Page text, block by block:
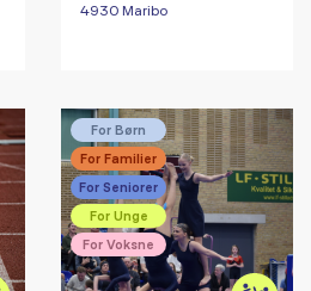
4930 Maribo
For Børn
For Familier
For Seniorer
For Unge
For Voksne